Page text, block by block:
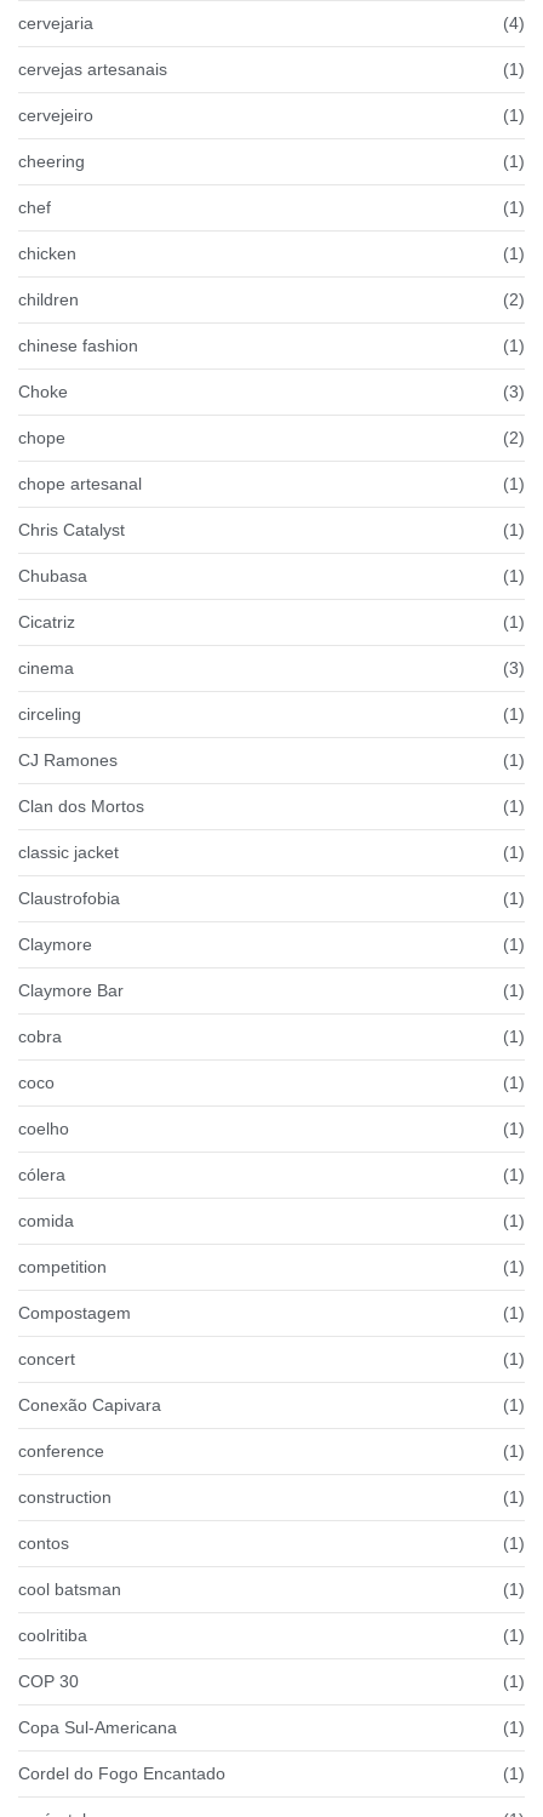
cervejaria (4)
cervejas artesanais (1)
cervejeiro (1)
cheering (1)
chef (1)
chicken (1)
children (2)
chinese fashion (1)
Choke (3)
chope (2)
chope artesanal (1)
Chris Catalyst (1)
Chubasa (1)
Cicatriz (1)
cinema (3)
circeling (1)
CJ Ramones (1)
Clan dos Mortos (1)
classic jacket (1)
Claustrofobia (1)
Claymore (1)
Claymore Bar (1)
cobra (1)
coco (1)
coelho (1)
cólera (1)
comida (1)
competition (1)
Compostagem (1)
concert (1)
Conexão Capivara (1)
conference (1)
construction (1)
contos (1)
cool batsman (1)
coolritiba (1)
COP 30 (1)
Copa Sul-Americana (1)
Cordel do Fogo Encantado (1)